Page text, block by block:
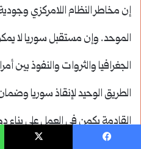
إن مخاطر النظام اللامركزي
الموحد. وإن مستقبل سوريا لا
الجغرافيا والثروات والنفوذ بين
الطريق الوحيد لإنقاذ سوريا
القادمة يكمن في العمل على بناء